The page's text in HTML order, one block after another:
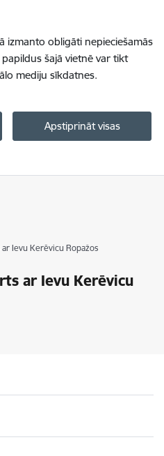
izmanto obligāti nepieciešamās
šajā vietnē var tikt
mediju sīkdatnes.
Apstiprināt visas
Ievu Kerēvicu Ropažos
ar Ievu Kerēvicu